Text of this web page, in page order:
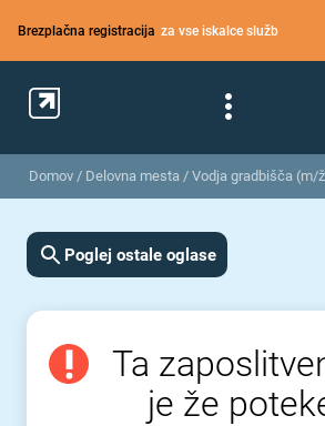
Brezplačna registracija za vse iskalce služb
Domov / Delovna mesta / Vodja gradbišča (m/
Poglej ostale oglase
Ta
je že